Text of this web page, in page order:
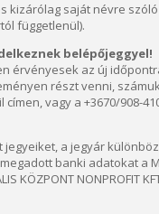
kizárólag saját névre szóló
függetlenül).
belépőjeggyel!
érvényesek az új
részt venni,
címen, vagy a +3670/908-
jegyeiket, a jegyár
banki adatokat
KÖZPONT NONPROFIT